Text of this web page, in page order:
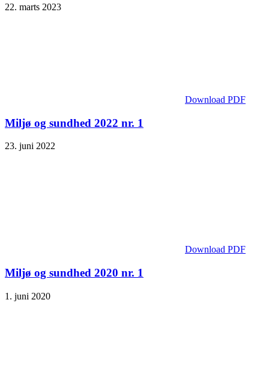
22. marts 2023
Download PDF
Miljø og sundhed 2022 nr. 1
23. juni 2022
Download PDF
Miljø og sundhed 2020 nr. 1
1. juni 2020